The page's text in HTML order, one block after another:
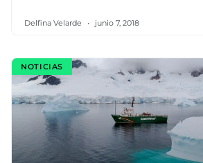
Delfina Velarde junio 7, 2018
NOTICIAS